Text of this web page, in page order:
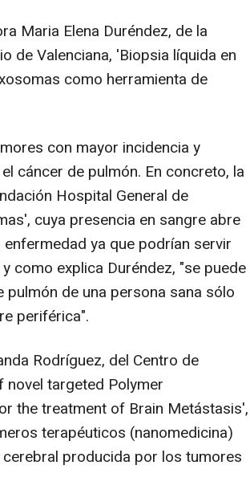
Maria Elena Duréndez, de la
de Valenciana, 'Biopsia líquida en
como herramienta de
con mayor incidencia y
cáncer de pulmón. En concreto, la
Hospital General de
cuya presencia en sangre abre
ya que podrían servir
como explica Duréndez, "se puede
de una persona sana sólo
periférica".
Rodríguez, del Centro de
novel targeted Polymer
the treatment of Brain Metástasis',
terapéuticos (nanomedicina)
producida por los tumores